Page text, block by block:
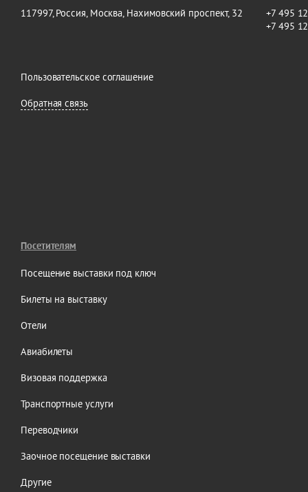
117997, Россия, Москва, Нахимовский проспект, 32
+7 495
+7 495
Пользовательское соглашение
Обратная связь
Посетителям
Посещение выставки под ключ
Билеты на выставку
Отели
Авиабилеты
Визовая поддержка
Транспортные услуги
Переводчики
Заочное посещение выставки
Другие